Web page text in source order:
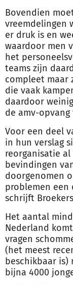
Bovendien
vreemdelingen
er druk is en
waardoor men
het
teams zijn
compleet maar
die vaak
daardoor
de amv-
Voor een deel
in hun verslag
reorganisatie al
bevindingen
doorgenomen
problemen een
schrijft
Het aantal
Nederland
vragen
(het meest
beschikbaar is)
bijna 4000